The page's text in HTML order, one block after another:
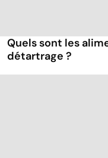
Quels sont les
détartrage ?